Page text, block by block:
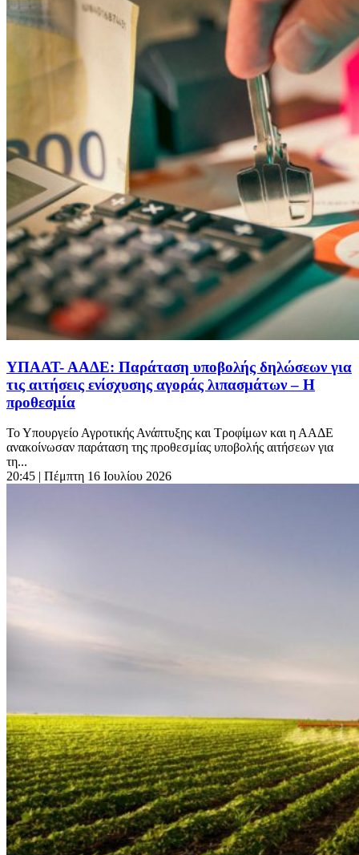
ΥΠΑΑΤ- ΑΑΔΕ: Παράταση υποβολής δηλώσεων για
τις αιτήσεις ενίσχυσης αγοράς λιπασμάτων – Η
προθεσμία
Το Υπουργείο Αγροτικής Ανάπτυξης και Τροφίμων και η ΑΑΔΕ
ανακοίνωσαν παράταση της προθεσμίας υποβολής αιτήσεων για
τη...
20:45 | Πέμπτη 16 Ιουλίου 2026